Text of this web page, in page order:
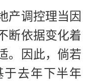
产调控理当因
断依据变化着
。因此，倘若
去年下半年